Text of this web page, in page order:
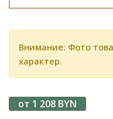
Внимание: Фото
характер.
от 1 208 BYN